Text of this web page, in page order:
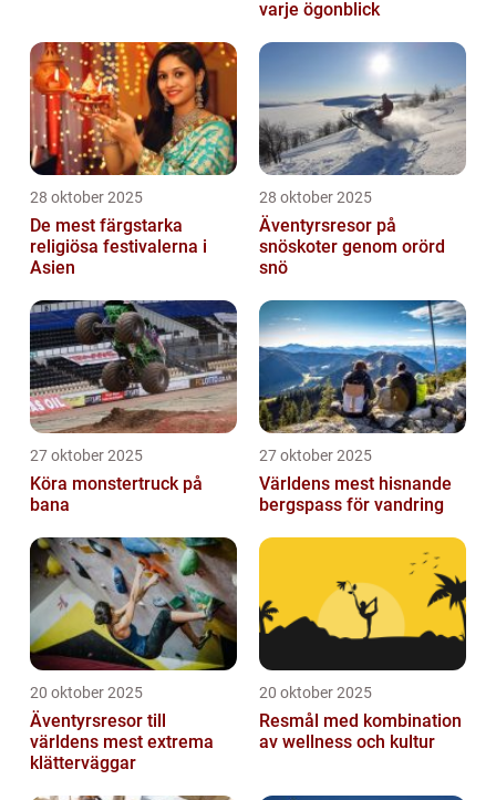
varje ögonblick
28 oktober 2025
De mest färgstarka
religiösa festivalerna i
Asien
28 oktober 2025
Äventyrsresor på
snöskoter genom orörd
snö
27 oktober 2025
Köra monstertruck på
bana
27 oktober 2025
Världens mest hisnande
bergspass för vandring
20 oktober 2025
Äventyrsresor till
världens mest extrema
klätterväggar
20 oktober 2025
Resmål med kombination
av wellness och kultur